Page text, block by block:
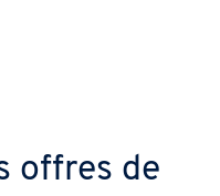
offres de